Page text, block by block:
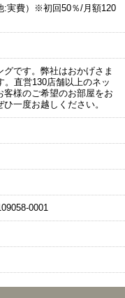
:実費）※初回50％/月額120
です。弊社はおかげさま
。直営130店舗以上のネッ
客様のご希望のお部屋をお
一度お越しください。
0001